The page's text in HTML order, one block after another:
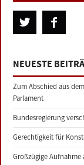
NEUESTE
Zum Abschied aus
Parlament
Bundesregierung
Gerechtigkeit für
Großzügige